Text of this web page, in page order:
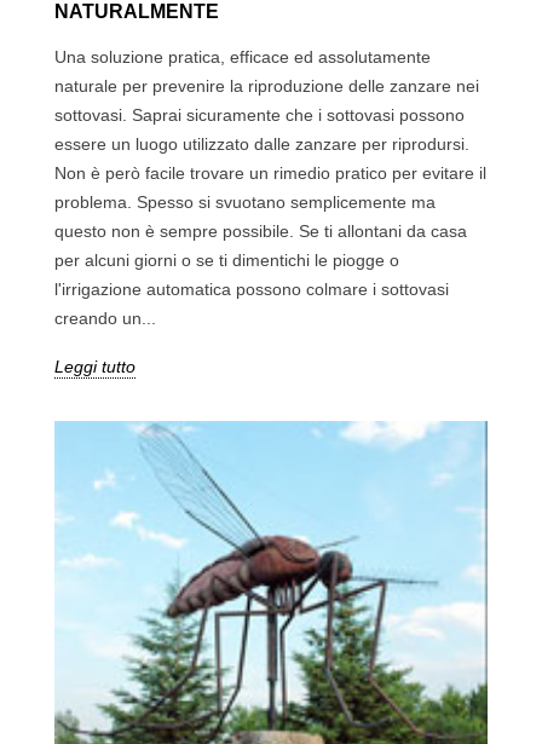
NATURALMENTE
Una soluzione pratica, efficace ed assolutamente
naturale per prevenire la riproduzione delle zanzare nei
sottovasi. Saprai sicuramente che i sottovasi possono
essere un luogo utilizzato dalle zanzare per riprodursi.
Non è però facile trovare un rimedio pratico per evitare il
problema. Spesso si svuotano semplicemente ma
questo non è sempre possibile. Se ti allontani da casa
per alcuni giorni o se ti dimentichi le piogge o
l'irrigazione automatica possono colmare i sottovasi
creando un...
Leggi tutto